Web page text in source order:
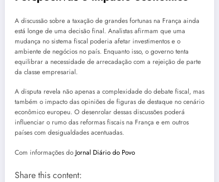
A discussão sobre a taxação de grandes fortunas na França ainda
está longe de uma decisão final. Analistas afirmam que uma
mudança no sistema fiscal poderia afetar investimentos e o
ambiente de negócios no país. Enquanto isso, o governo tenta
equilibrar a necessidade de arrecadação com a rejeição de parte
da classe empresarial.
A disputa revela não apenas a complexidade do debate fiscal, mas
também o impacto das opiniões de figuras de destaque no cenário
econômico europeu. O desenrolar dessas discussões poderá
influenciar o rumo das reformas fiscais na França e em outros
países com desigualdades acentuadas.
Com informações do Jornal Diário do Povo
Share this content: